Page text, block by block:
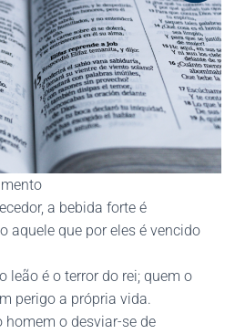
a bebida forte é
aquele que por eles é vencido
leão é o terror do rei; quem o
perigo a própria vida.
homem o desviar-se de